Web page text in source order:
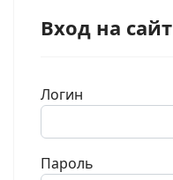
Вход на сайт
Логин
Пароль